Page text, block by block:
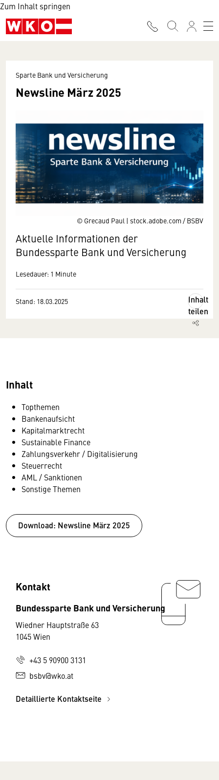
Zum Inhalt springen
© Grecaud Paul | stock.adobe.com / BSBV
Sparte Bank und Versicherung
Newsline März 2025
Aktuelle Informationen der
Bundessparte Bank und Versicherung
Lesedauer: 1 Minute
Stand: 18.03.2025
Inhalt
teilen
Inhalt
Topthemen
Bankenaufsicht
Kapitalmarktrecht
Sustainable Finance
Zahlungsverkehr / Digitalisierung
Steuerrecht
AML / Sanktionen
Sonstige Themen
Download: Newsline März 2025
Kontakt
Bundessparte Bank und Versicherung
Wiedner Hauptstraße 63
1045 Wien
+43 5 90900 3131
bsbv@wko.at
Detaillierte Kontaktseite